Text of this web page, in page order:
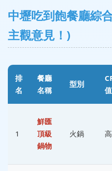
中壢吃到飽餐廳綜
主觀意見！)
排
名
餐廳
名稱
型別
值
1
鮮匯
頂級
鍋物
火鍋 高